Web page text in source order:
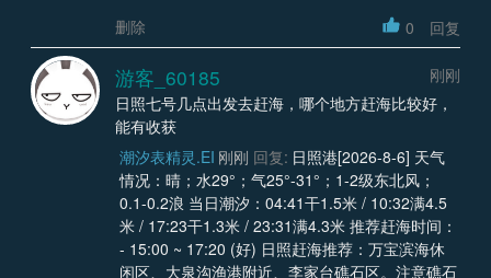
删除
0 回复
游客_60185
刚刚
日照七号几点出发去赶海，哪个地方赶海比较好，
能有收获
潮汐表精灵.EI 刚刚 回复: 日照港[2026-8-6] 天气
情况：晴；水29°；气25°-31°；1-2级东北风；
0.1-0.2浪 当日潮汐：04:41干1.5米 / 10:32满4.5
米 / 17:23干1.3米 / 23:31满4.3米 推荐赶海时间：
- 15:00 ~ 17:20 (好) 日照赶海推荐：万宝滨海休
闲区、大泉沟渔港附近、李家台礁石区。注意礁石